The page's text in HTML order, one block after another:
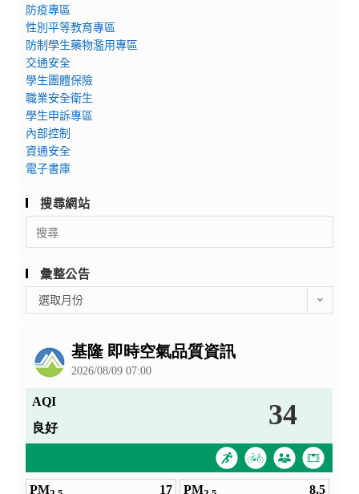
防疫專區
性別平等教育專區
防制學生藥物濫用專區
交通安全
學生團體保險
職業安全衛生
學生申訴專區
內部控制
資通安全
電子書庫
搜尋網站
Search
for:
彙整公告
整
選取月份